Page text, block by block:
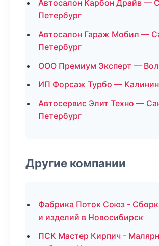
Автосалон Карбон Драйв —
Петербург
Автосалон Гараж Мобил —
Петербург
ООО Премиум Эксперт —
ИП Форсаж Турбо —
Автосервис Элит Техно —
Петербург
Другие компании
Фабрика Поток Союз -
и изделий в Новосибирск
ПСК Мастер Кирпич -